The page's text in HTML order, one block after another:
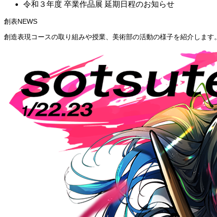
令和３年度 卒業作品展 延期日程のお知らせ
創表NEWS
創造表現コースの取り組みや授業、美術部の活動の様子を紹介します